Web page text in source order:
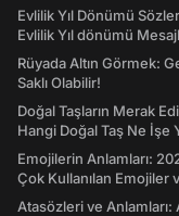
Evlilik Yıl Dönümü
Evlilik Yıl dönümü
Rüyada Altın Görmek:
Saklı Olabilir!
Doğal Taşların Merak
Hangi Doğal Taş Ne İşe
Emojilerin Anlamları:
Çok Kullanılan Emojiler
Atasözleri ve Anlamları: